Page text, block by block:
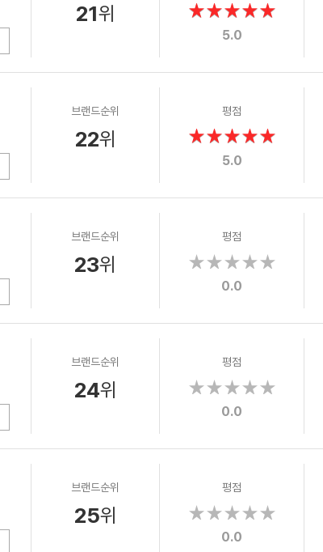
21위
5.0
브랜드순위
22위
평점
5.0
브랜드순위
23위
평점
0.0
브랜드순위
24위
평점
0.0
브랜드순위
25위
평점
0.0